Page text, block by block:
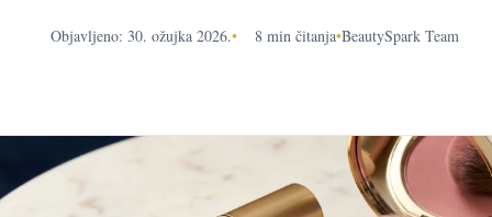
Objavljeno: 30. ožujka 2026.• 8 min čitanja•BeautySpark Team